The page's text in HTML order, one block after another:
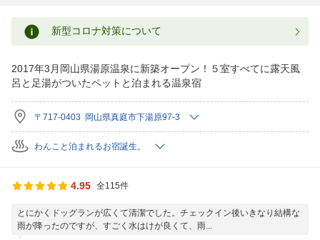
新型コロナ対策について
2017年3月岡山県湯原温泉に新築オープン！５室すべてに露天風
呂と足湯がついたペットと泊まれる温泉宿
〒717-0403 岡山県真庭市下湯原97-3
わんこと泊まれるお宿誕生。
4.95 全115件
とにかくドッグランが広くて清潔でした。チェックイン後いきなり結構な
雨が降ったのですが、すごく水はけが良くて、雨...